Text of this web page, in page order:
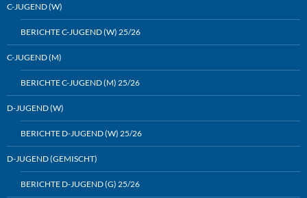
C-JUGEND (W)
BERICHTE C-JUGEND (W) 25/26
C-JUGEND (M)
BERICHTE C-JUGEND (M) 25/26
D-JUGEND (W)
BERICHTE D-JUGEND (W) 25/26
D-JUGEND (GEMISCHT)
BERICHTE D-JUGEND (G) 25/26